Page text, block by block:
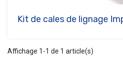
Kit de cales de lignage
Affichage 1-1 de 1 article(s)